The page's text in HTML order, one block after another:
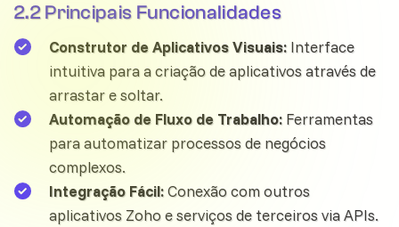
2.2 Principais Funcionalidades
Construtor de Aplicativos Visuais: Interface
intuitiva para a criação de aplicativos através de
arrastar e soltar.
Automação de Fluxo de Trabalho: Ferramentas
para automatizar processos de negócios
complexos.
Integração Fácil:Conexão com outros
aplicativos Zoho e serviços de terceiros via APIs.